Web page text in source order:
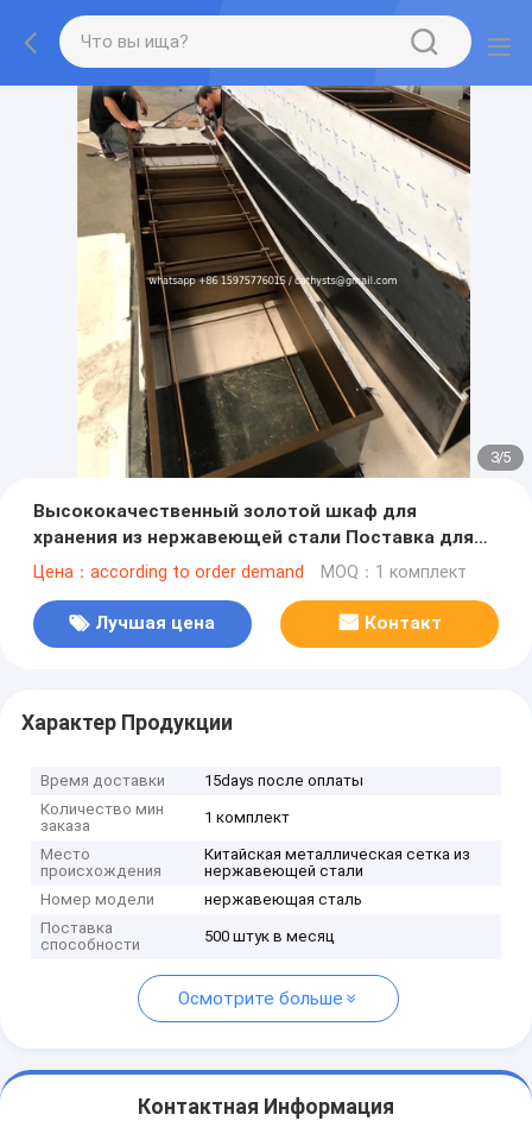
3/5
Высококачественный золотой шкаф для
хранения из нержавеющей стали Поставка для
одежды Нержавеющая сталь Металлическая
Цена：according to order demand MOQ：1 комплект
Лучшая цена Контакт
Характер Продукции
Время доставки
15days после оплаты
Количество мин
заказа
1 комплект
Место
происхождения
Китайская металлическая сетка из
нержавеющей стали
Номер модели
нержавеющая сталь
Поставка
способности
500 штук в месяц
Осмотрите больше
Контактная Информация